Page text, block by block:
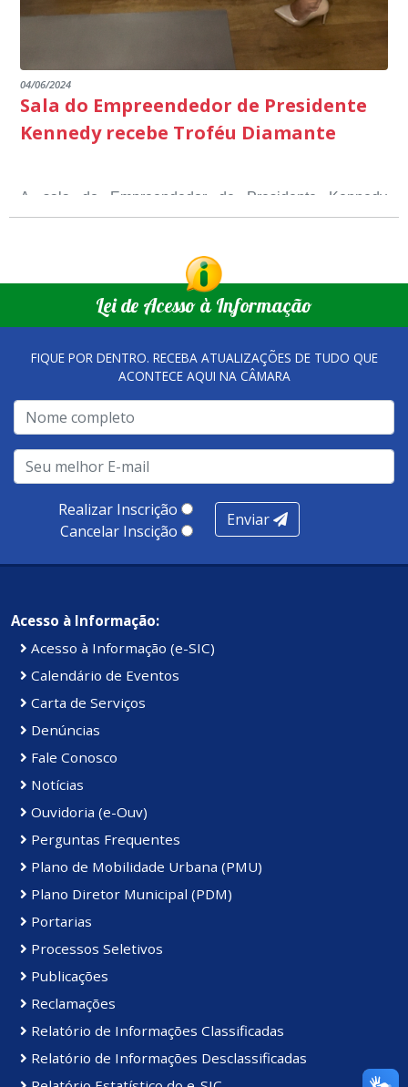
04/06/2024
Sala do Empreendedor de Presidente
Kennedy recebe Troféu Diamante
A sala do Empreendedor de Presidente Kennedy
recebeu o Selo Sebrae de Referência em atendimento, o
atesta a qualidade dos serviços prestados aos
empreendedores locais.
O Selo Sebrae nasceu inspirado nos casos de sucesso,
que merecem o reconhecimento nacional, que se
tornaram referência, nas melhorias da gestão, e na
qualidade dos atendimentos prestados nesses espaços.
A metodologia de avaliação se concentra em 7 pilares:
qualidade no atendimento remoto, gestão, oferta /
realização de soluções, ambiente de negócios,
infraestrutura, presença digital e cobertura e
produtividade. Somados, todos as categorias totalizam
Kennedy.
Lei de Acesso à Informação
FIQUE POR DENTRO. RECEBA ATUALIZAÇÕES DE TUDO QUE
ACONTECE AQUI NA CÂMARA
Realizar Inscrição
Cancelar Inscição
Enviar
Acesso à Informação:
Acesso à Informação (e-SIC)
Calendário de Eventos
Carta de Serviços
Denúncias
Fale Conosco
Notícias
Ouvidoria (e-Ouv)
Perguntas Frequentes
Plano de Mobilidade Urbana (PMU)
Plano Diretor Municipal (PDM)
Portarias
Processos Seletivos
Publicações
Reclamações
Relatório de Informações Classificadas
Relatório de Informações Desclassificadas